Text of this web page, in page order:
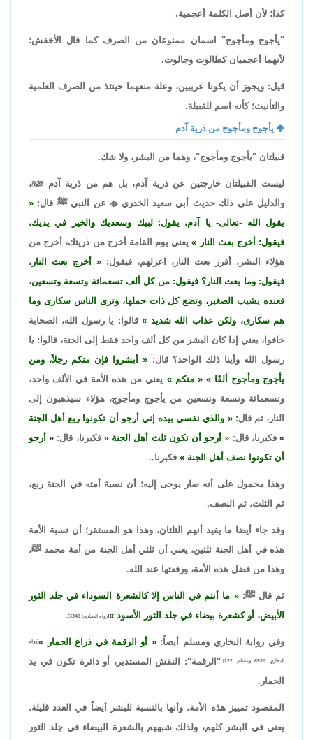
كذا؛ لأن أصل الكلمة أعجمية.
"يأجوج ومأجوج" اسمان ممنوعان من الصرف كما قال الأخفش؛
لأنهما أعجميان كطالوت وجالوت.
قيل: ويجوز أن يكونا عربيين، وعلة منعهما حينئذ من الصرف العلمية
والتأنيث؛ كأنه اسم للقبيلة.
يأجوج ومأجوج من ذرية آدم
قبيلتان "يأجوج ومأجوج"، وهما من البشر، ولا شك.
ليست القبيلتان خارجتين عن ذرية آدم، بل هم من ذرية آدم ،
والدليل على ذلك حديث أبي سعيد الخدريعن النبي ﷺ قال:
يقول الله -تعالى- يا آدم، يقول: لبيك وسعديك والخير في يديك،
فيقول: أخرج بعث النار
يعني يوم القامة أخرج من ذريتك، أخرج من
هؤلاء البشر، أفرز بعث النار، اعزلهم، فيقول:
أخرج بعث النار،
فيقول: وما بعث النار؟ فيقول: من كل ألف تسعمائة وتسعة وتسعين،
فعنده يشيب الصغير، وتضع كل ذات حملها، وترى الناس سكارى وما
هم سكارى، ولكن عذاب الله شديد
قالوا: يا رسول الله، الصحابة
خافوا، يعني إذا كان البشر من كل ألف واحد فقط إلى الجنة، قالوا: يا
رسول الله وأينا ذلك الواحد؟ قال:
أبشروا فإن منكم رجلاً، ومن
يأجوج ومأجوج ألفًا
منكم
يعني من هذه الأمة في الألف واحد،
وتسعمائة وتسعة وتسعين من يأجوج ومأجوج، هؤلاء سيذهبون إلى
النار، ثم قال:
والذي نفسي بيده إني أرجو أن تكونوا ربع أهل الجنة
فكبرنا، قال:
أرجو أن تكون ثلث أهل الجنة فكبرنا، قال:
أرجو
أن تكونوا نصف أهل الجنة
فكبرنا..
وهذا محمول على أنه صار يوحى إليه؛ أن نسبة أمته في الجنة ربع،
ثم الثلث، ثم النصف.
وقد جاء أيضا ما يفيد أنهم الثلثان، وهذا هو المستقر؛ أن نسبة الأمة
هذه في أهل الجنة ثلثين، يعني أن ثلثي أهل الجنة من أمة محمد ﷺ،
وهذا من فضل هذه الأمة، ورفعتها عند الله.
ثم قال ﷺ:
ما أنتم في الناس إلا كالشعرة السوداء في جلد الثور
الأبيض، أو كشعرة بيضاء في جلد الثور الأسود
[رواه البخاري: 3348].
وفي رواية البخاري ومسلم أيضاً: أو الرقمة في ذراع الحمار [رواه
البخاري: 6530، ومسلم: 222]
"الرقمة": النقش المستدير، أو دائرة تكون في يد
الحمار.
المقصود تمييز هذه الأمة، وأنها بالنسبة للبشر أيضاً في العدد قليلة،
يعني في البشر كلهم، ولذلك شبههم بالشعرة البيضاء في جلد الثور